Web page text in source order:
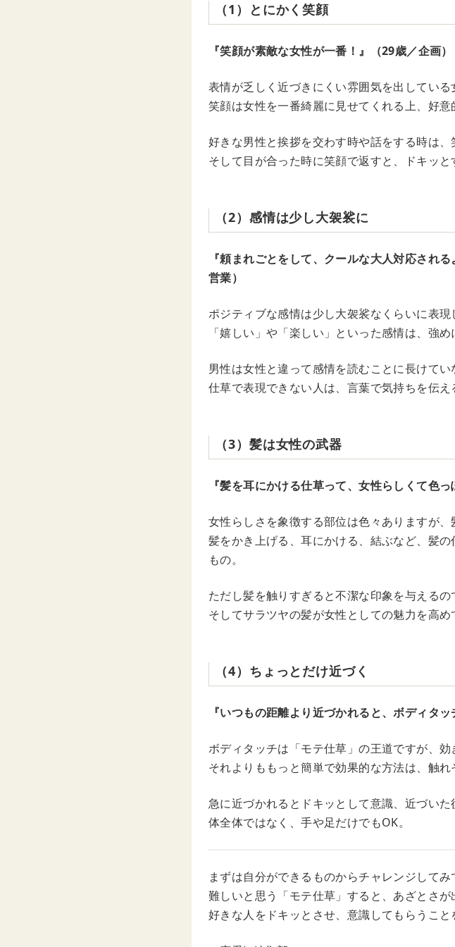
（1）とにかく笑顔
『笑顔が素敵な女性が一番！』（29歳／企画）
表情が乏しく近づきにくい雰囲気を出してい
笑顔は女性を一番綺麗に見せてくれる上、好意
好きな男性と挨拶を交わす時や話をする時は、
そして目が合った時に笑顔で返すと、ドキッと
（2）感情は少し大袈裟に
『頼まれごとをして、クールな大人対応され
営業）
ポジティブな感情は少し大袈裟なくらいに表現
「嬉しい」や「楽しい」といった感情は、強
男性は女性と違って感情を読むことに長けて
仕草で表現できない人は、言葉で気持ちを伝え
（3）髪は女性の武器
『髪を耳にかける仕草って、女性らしくて色
女性らしさを象徴する部位は色々ありますが、
髪をかき上げる、耳にかける、結ぶなど、髪
もの。
ただし髪を触りすぎると不潔な印象を与えるの
そしてサラツヤの髪が女性としての魅力を高
（4）ちょっとだけ近づく
『いつもの距離より近づかれると、ボディタ
ボディタッチは「モテ仕草」の王道ですが、効
それよりももっと簡単で効果的な方法は、触れ
急に近づかれるとドキッとして意識、近づい
体全体ではなく、手や足だけでもOK。
まずは自分ができるものからチャレンジしてみ
難しいと思う「モテ仕草」すると、あざとさ
好きな人をドキッとさせ、意識してもらうこと